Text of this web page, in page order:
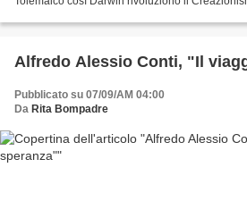
Alfredo Alessio Conti, "Il
Pubblicato su 07/09/AM 04:00
Da Rita Bompadre